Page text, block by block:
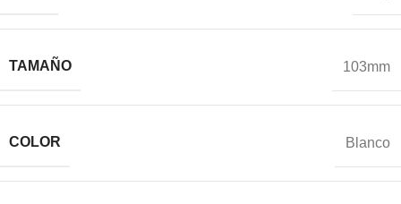
TAMAÑO 103mm
COLOR Blanco